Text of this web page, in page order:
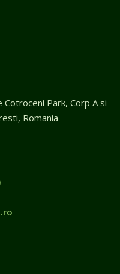
Park, Corp A si
Romania